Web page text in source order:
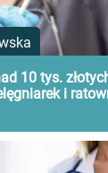
10 tys.
i